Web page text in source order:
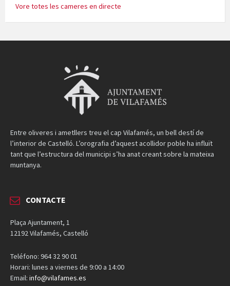
Vore totes les cameres en directe
Entre oliveres i ametllers treu el cap Vilafamés, un bell destí de
l’interior de Castelló. L’orografia d’aquest acollidor poble ha influït
tant que l’estructura del municipi s’ha anat creant sobre la mateixa
muntanya.
CONTACTE
Plaça Ajuntament, 1
12192 Vilafamés, Castelló
Teléfono: 964 32 90 01
Horari: lunes a viernes de 9:00 a 14:00
Email: info@vilafames.es